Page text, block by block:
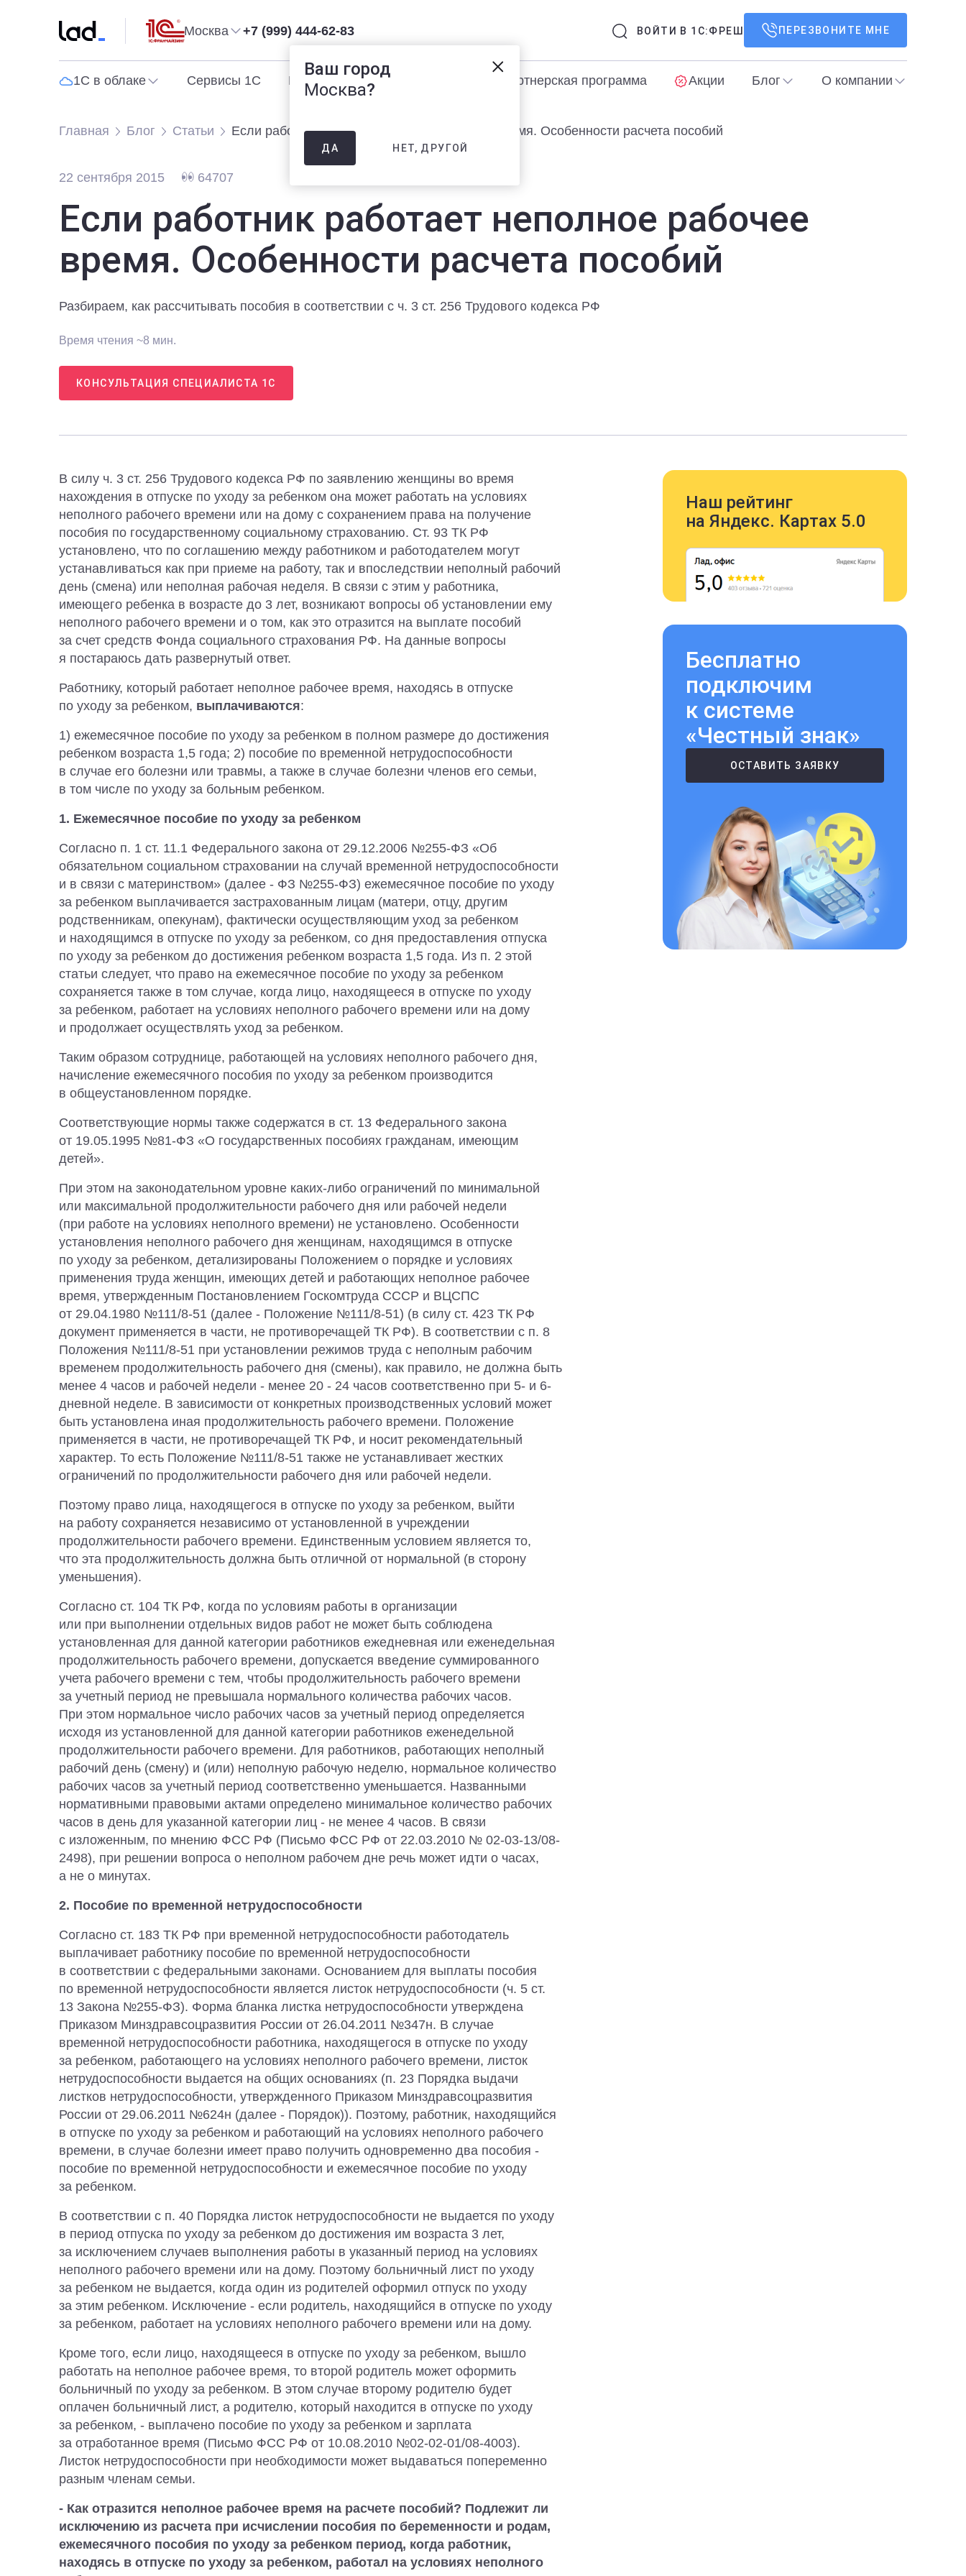
Москва +7 (999) 444-62-83 ВОЙТИ В 1С:ФРЕШ ПЕРЕЗВОНИТЕ МНЕ
1С в облаке Сервисы 1С Программы 1С Партнерская программа Акции Блог О компании
Главная Блог Статьи Если работник работает неполное рабочее время. Особенности расчета пособий
22 сентября 2015 64707
Если работник работает неполное рабочее
время. Особенности расчета пособий
Разбираем, как рассчитывать пособия в соответствии с ч. 3 ст. 256 Трудового кодекса РФ
Время чтения ~8 мин.
КОНСУЛЬТАЦИЯ СПЕЦИАЛИСТА 1С
Наш рейтинг
на Яндекс. Картах 5.0
Бесплатно
подключим
к системе
«Честный знак»
ОСТАВИТЬ ЗАЯВКУ
В силу ч. 3 ст. 256 Трудового кодекса РФ по заявлению женщины во время
нахождения в отпуске по уходу за ребенком она может работать на условиях
неполного рабочего времени или на дому с сохранением права на получение
пособия по государственному социальному страхованию. Ст. 93 ТК РФ
установлено, что по соглашению между работником и работодателем могут
устанавливаться как при приеме на работу, так и впоследствии неполный рабочий
день (смена) или неполная рабочая неделя. В связи с этим у работника,
имеющего ребенка в возрасте до 3 лет, возникают вопросы об установлении ему
неполного рабочего времени и о том, как это отразится на выплате пособий
за счет средств Фонда социального страхования РФ. На данные вопросы
я постараюсь дать развернутый ответ.
Работнику, который работает неполное рабочее время, находясь в отпуске
по уходу за ребенком, выплачиваются:
1) ежемесячное пособие по уходу за ребенком в полном размере до достижения
ребенком возраста 1,5 года; 2) пособие по временной нетрудоспособности
в случае его болезни или травмы, а также в случае болезни членов его семьи,
в том числе по уходу за больным ребенком.
1. Ежемесячное пособие по уходу за ребенком
Согласно п. 1 ст. 11.1 Федерального закона от 29.12.2006 №255-ФЗ «Об
обязательном социальном страховании на случай временной нетрудоспособности
и в связи с материнством» (далее - ФЗ №255-ФЗ) ежемесячное пособие по уходу
за ребенком выплачивается застрахованным лицам (матери, отцу, другим
родственникам, опекунам), фактически осуществляющим уход за ребенком
и находящимся в отпуске по уходу за ребенком, со дня предоставления отпуска
по уходу за ребенком до достижения ребенком возраста 1,5 года. Из п. 2 этой
статьи следует, что право на ежемесячное пособие по уходу за ребенком
сохраняется также в том случае, когда лицо, находящееся в отпуске по уходу
за ребенком, работает на условиях неполного рабочего времени или на дому
и продолжает осуществлять уход за ребенком.
Таким образом сотруднице, работающей на условиях неполного рабочего дня,
начисление ежемесячного пособия по уходу за ребенком производится
в общеустановленном порядке.
Соответствующие нормы также содержатся в ст. 13 Федерального закона
от 19.05.1995 №81-ФЗ «О государственных пособиях гражданам, имеющим
детей».
При этом на законодательном уровне каких-либо ограничений по минимальной
или максимальной продолжительности рабочего дня или рабочей недели
(при работе на условиях неполного времени) не установлено. Особенности
установления неполного рабочего дня женщинам, находящимся в отпуске
по уходу за ребенком, детализированы Положением о порядке и условиях
применения труда женщин, имеющих детей и работающих неполное рабочее
время, утвержденным Постановлением Госкомтруда СССР и ВЦСПС
от 29.04.1980 №111/8-51 (далее - Положение №111/8-51) (в силу ст. 423 ТК РФ
документ применяется в части, не противоречащей ТК РФ). В соответствии с п. 8
Положения №111/8-51 при установлении режимов труда с неполным рабочим
временем продолжительность рабочего дня (смены), как правило, не должна быть
менее 4 часов и рабочей недели - менее 20 - 24 часов соответственно при 5- и 6-
дневной неделе. В зависимости от конкретных производственных условий может
быть установлена иная продолжительность рабочего времени. Положение
применяется в части, не противоречащей ТК РФ, и носит рекомендательный
характер. То есть Положение №111/8-51 также не устанавливает жестких
ограничений по продолжительности рабочего дня или рабочей недели.
Поэтому право лица, находящегося в отпуске по уходу за ребенком, выйти
на работу сохраняется независимо от установленной в учреждении
продолжительности рабочего времени. Единственным условием является то,
что эта продолжительность должна быть отличной от нормальной (в сторону
уменьшения).
Согласно ст. 104 ТК РФ, когда по условиям работы в организации
или при выполнении отдельных видов работ не может быть соблюдена
установленная для данной категории работников ежедневная или еженедельная
продолжительность рабочего времени, допускается введение суммированного
учета рабочего времени с тем, чтобы продолжительность рабочего времени
за учетный период не превышала нормального количества рабочих часов.
При этом нормальное число рабочих часов за учетный период определяется
исходя из установленной для данной категории работников еженедельной
продолжительности рабочего времени. Для работников, работающих неполный
рабочий день (смену) и (или) неполную рабочую неделю, нормальное количество
рабочих часов за учетный период соответственно уменьшается. Названными
нормативными правовыми актами определено минимальное количество рабочих
часов в день для указанной категории лиц - не менее 4 часов. В связи
с изложенным, по мнению ФСС РФ (Письмо ФСС РФ от 22.03.2010 № 02-03-13/08-
2498), при решении вопроса о неполном рабочем дне речь может идти о часах,
а не о минутах.
2. Пособие по временной нетрудоспособности
Согласно ст. 183 ТК РФ при временной нетрудоспособности работодатель
выплачивает работнику пособие по временной нетрудоспособности
в соответствии с федеральными законами. Основанием для выплаты пособия
по временной нетрудоспособности является листок нетрудоспособности (ч. 5 ст.
13 Закона №255-ФЗ). Форма бланка листка нетрудоспособности утверждена
Приказом Минздравсоцразвития России от 26.04.2011 №347н. В случае
временной нетрудоспособности работника, находящегося в отпуске по уходу
за ребенком, работающего на условиях неполного рабочего времени, листок
нетрудоспособности выдается на общих основаниях (п. 23 Порядка выдачи
листков нетрудоспособности, утвержденного Приказом Минздравсоцразвития
России от 29.06.2011 №624н (далее - Порядок)). Поэтому, работник, находящийся
в отпуске по уходу за ребенком и работающий на условиях неполного рабочего
времени, в случае болезни имеет право получить одновременно два пособия -
пособие по временной нетрудоспособности и ежемесячное пособие по уходу
за ребенком.
В соответствии с п. 40 Порядка листок нетрудоспособности не выдается по уходу
в период отпуска по уходу за ребенком до достижения им возраста 3 лет,
за исключением случаев выполнения работы в указанный период на условиях
неполного рабочего времени или на дому. Поэтому больничный лист по уходу
за ребенком не выдается, когда один из родителей оформил отпуск по уходу
за этим ребенком. Исключение - если родитель, находящийся в отпуске по уходу
за ребенком, работает на условиях неполного рабочего времени или на дому.
Кроме того, если лицо, находящееся в отпуске по уходу за ребенком, вышло
работать на неполное рабочее время, то второй родитель может оформить
больничный по уходу за ребенком. В этом случае второму родителю будет
оплачен больничный лист, а родителю, который находится в отпуске по уходу
за ребенком, - выплачено пособие по уходу за ребенком и зарплата
за отработанное время (Письмо ФСС РФ от 10.08.2010 №02-02-01/08-4003).
Листок нетрудоспособности при необходимости может выдаваться попеременно
разным членам семьи.
- Как отразится неполное рабочее время на расчете пособий? Подлежит ли
исключению из расчета при исчислении пособия по беременности и родам,
ежемесячного пособия по уходу за ребенком период, когда работник,
находясь в отпуске по уходу за ребенком, работал на условиях неполного
Ваш город
Москва?
ДА НЕТ, ДРУГОЙ